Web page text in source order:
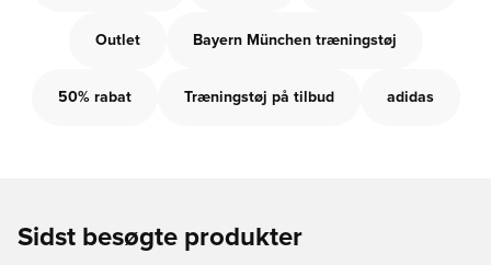
Outlet Bayern München træningstøj
50% rabat Træningstøj på tilbud adidas
Sidst besøgte produkter